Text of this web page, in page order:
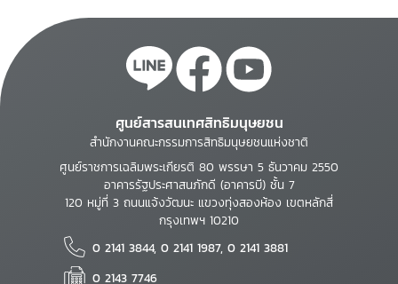
ศูนย์สารสนเทศสิทธิมนุษยชน
สำนักงานคณะกรรมการสิทธิมนุษยชนแห่งชาติ
ศูนย์ราชการเฉลิมพระเกียรติ 80 พรรษา 5 ธันวาคม 2550
อาคารรัฐประศาสนภักดี (อาคารบี) ชั้น 7
120 หมู่ที่ 3 ถนนแจ้งวัฒนะ แขวงทุ่งสองห้อง เขตหลักสี่
กรุงเทพฯ 10210
0 2141 3844, 0 2141 1987, 0 2141 3881
0 2143 7746